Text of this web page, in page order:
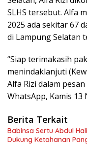
SLHS tersebut. Alfa
2025 ada sekitar 67
di Lampung Selatan
“Siap terimakasih
menindaklanjuti
Alfa Rizi dalam
WhatsApp, Kamis 13
Berita Terkait
Babinsa Sertu Abdul
Dukung Ketahanan